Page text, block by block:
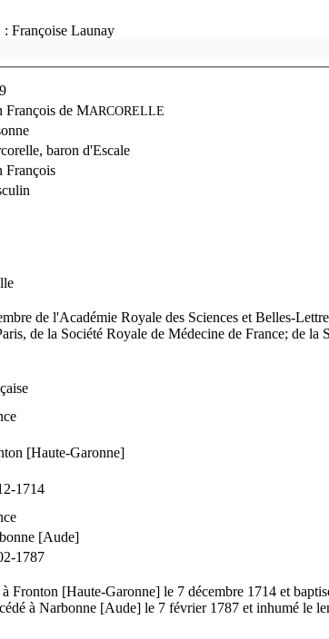
: Françoise Launay
François de MARCORELLE
baron d'Escale
François
de l'Académie Royale des Sciences et Belles-
de la Société Royale de Médecine de France; de
[Haute-Garonne]
1714
[Aude]
1787
à Fronton [Haute-Garonne] le 7 décembre 1714 et
à Narbonne [Aude] le 7 février 1787 et inhumé le